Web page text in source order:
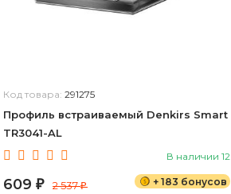
Код товара: 291275
Профиль встраиваемый Denkirs Smart
TR3041-AL
В наличии 12
609 ₽ 2 537₽ + 183 бонусов